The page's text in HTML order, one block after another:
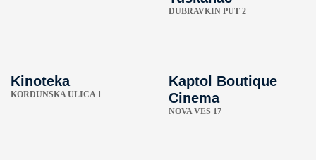
DUBRAVKIN PUT 2
Kinoteka
KORDUNSKA ULICA 1
Kaptol Boutique
Cinema
NOVA VES 17